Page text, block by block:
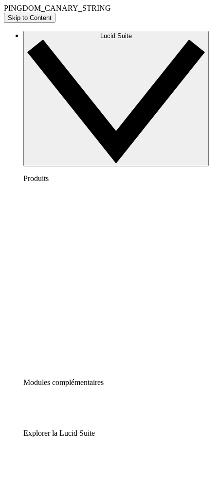
PINGDOM_CANARY_STRING
Skip to Content
Lucid Suite
Produits
Modules complémentaires
Explorer la Lucid Suite